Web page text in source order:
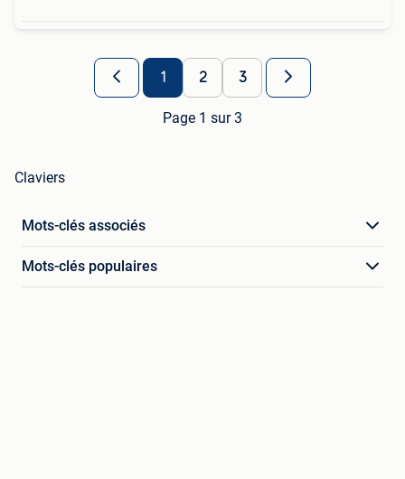
1 2 3
Page 1 sur 3
Claviers
Mots-clés associés
Mots-clés populaires